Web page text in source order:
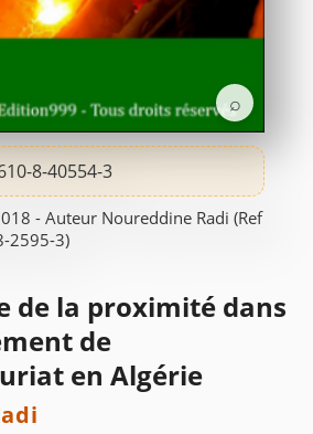
⌕
8-40554-3
- Auteur Noureddine Radi (Ref
2595-3)
de la proximité dans
de
en Algérie